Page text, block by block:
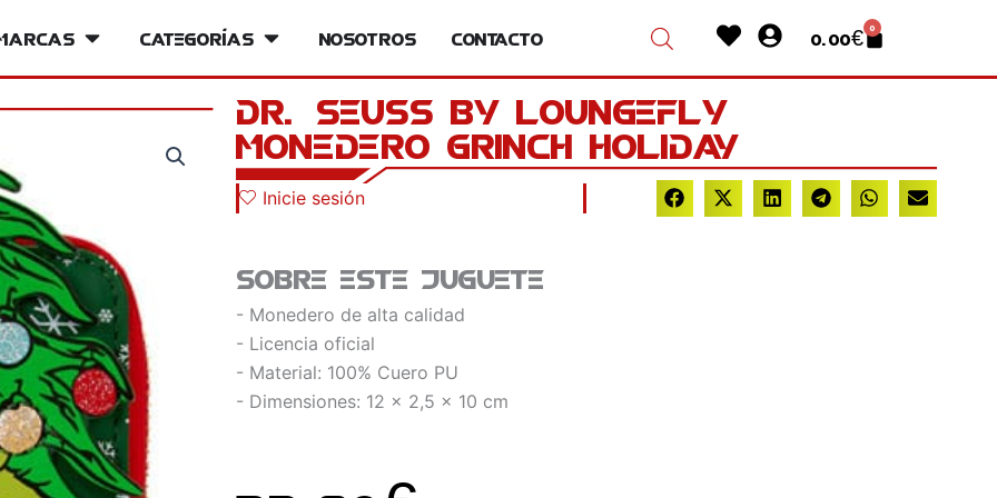
Open MarcasCategorías Open Categorías
Nosotros Contacto HeartUser-
circle
0.00€ 0
Cart
Dr. Seuss by Loungefly
Monedero Grinch Holiday
Inicie sesión
Sobre este juguete
- Monedero de alta calidad
- Licencia oficial
- Material: 100% Cuero PU
- Dimensiones: 12 x 2,5 x 10 cm